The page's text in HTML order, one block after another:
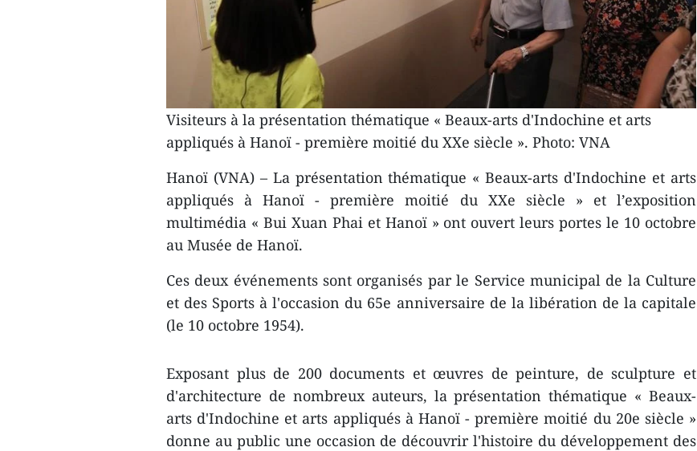
Visiteurs à la présentation thématique « Beaux-arts d'Indochine et arts
appliqués à Hanoï - première moitié du XXe siècle ». Photo: VNA
Hanoï (VNA) – La présentation thématique « Beaux-arts d'Indochine et arts
appliqués à Hanoï - première moitié du XXe siècle » et l’exposition
multimédia « Bui Xuan Phai et Hanoï » ont ouvert leurs portes le 10 octobre
au Musée de Hanoï.
Ces deux événements sont organisés par le Service municipal de la Culture
et des Sports à l'occasion du 65e anniversaire de la libération de la capitale
(le 10 octobre 1954).
Exposant plus de 200 documents et œuvres de peinture, de sculpture et
d'architecture de nombreux auteurs, la présentation thématique « Beaux-
arts d'Indochine et arts appliqués à Hanoï - première moitié du 20e siècle »
donne au public une occasion de découvrir l'histoire du développement des